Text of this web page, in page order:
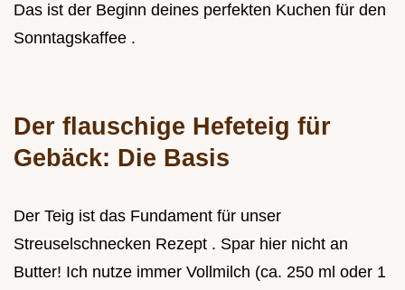
Das ist der Beginn deines perfekten Kuchen für den
Sonntagskaffee .
Der flauschige Hefeteig für
Gebäck: Die Basis
Der Teig ist das Fundament für unser
Streuselschnecken Rezept . Spar hier nicht an
Butter! Ich nutze immer Vollmilch (ca. 250 ml oder 1